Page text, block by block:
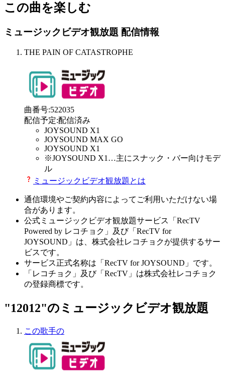
この曲を楽しむ
ミュージックビデオ観放題 配信情報
THE PAIN OF CATASTROPHE
曲番号:522035
配信予定:配信済み
JOYSOUND X1
JOYSOUND MAX GO
JOYSOUND X1
※JOYSOUND X1 …主にスナック・バー向けモデ
ル
ミュージックビデオ観放題とは
通信環境やご契約内容によってご利用いただけない場
合があります。
公式ミュージックビデオ観放題サービス「RecTV
Powered by レコチョク」及び「RecTV for
JOYSOUND」は、株式会社レコチョクが提供するサー
ビスです。
サービス正式名称は「RecTV for JOYSOUND」です。
「レコチョク」及び「RecTV」は株式会社レコチョク
の登録商標です。
"12012"のミュージックビデオ観放題
この歌手の